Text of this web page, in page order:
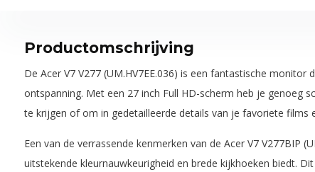
Productomschrijving
De Acer V7 V277 (UM.HV7EE.036) is een fantastische
ontspanning. Met een 27 inch Full HD-scherm heb je genoeg
te krijgen of om in gedetailleerde details van je favoriete films
Een van de verrassende kenmerken van de Acer V7 V277BIP
uitstekende kleurnauwkeurigheid en brede kijkhoeken biedt.